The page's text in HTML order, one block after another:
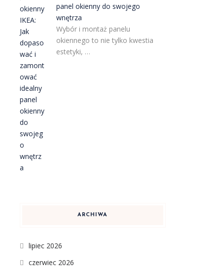
panel okienny do swojego
wnętrza
Wybór i montaż panelu
okiennego to nie tylko kwestia
estetyki, …
ARCHIWA
lipiec 2026
czerwiec 2026